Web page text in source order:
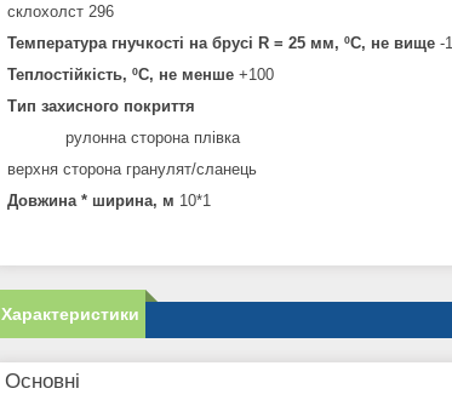
склохолст 296
Температура гнучкості на брусі R = 25 мм, ºС, не вище -
Теплостійкість, ºС, не менше +100
Тип захисного покриття
рулонна сторона плівка
верхня сторона гранулят/сланець
Довжина * ширина, м 10*1
Характеристики
Основні